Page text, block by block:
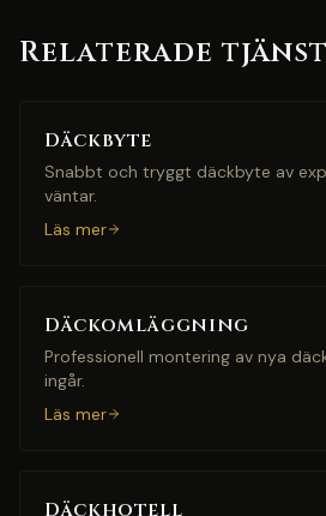
Relaterade
Däckbyte
Snabbt och tryggt däckbyte av
väntar.
Läs mer
Däckomläggning
Professionell montering av nya
ingår.
Läs mer
Däckhotell